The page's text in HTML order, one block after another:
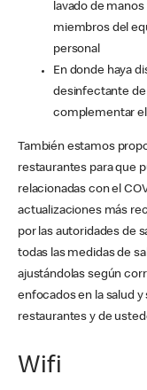
lavado de
miembros del
personal
En donde haya
desinfectante de
complementar
También estamos
restaurantes para que
relacionadas con el
actualizaciones más
por las autoridades de
todas las medidas de
ajustándolas según
enfocados en la salud
restaurantes y de
Wifi